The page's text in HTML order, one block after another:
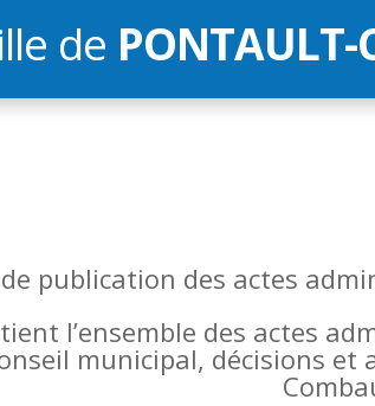
de
publication des actes
l’ensemble des actes
municipal, décisions